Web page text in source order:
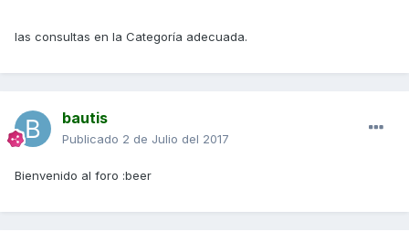
las consultas en la Categoría adecuada.
bautis
Publicado 2 de Julio del 2017
Bienvenido al foro :beer